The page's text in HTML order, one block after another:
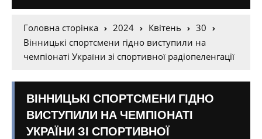
Головна сторінка 2024 Квітень
30
Вінницькі спортсмени гідно виступили на
чемпіонаті України зі спортивної радіопеленгації
ВІННИЦЬКІ СПОРТСМЕНИ ГІДНО
ВИСТУПИЛИ НА ЧЕМПІОНАТІ
УКРАЇНИ ЗІ СПОРТИВНОЇ